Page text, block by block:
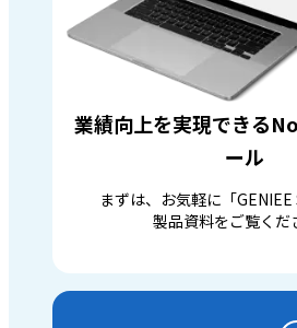
業績向上を実現できる
ール
まずは、お気軽に「GENIEE
製品資料をご覧くだ